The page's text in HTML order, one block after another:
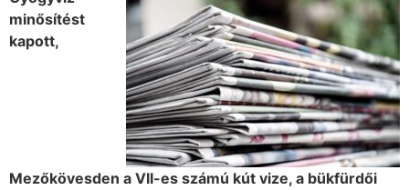
minősítést
kapott,
Mezőkövesden a VII-es számú kút vize, a bükfürdői